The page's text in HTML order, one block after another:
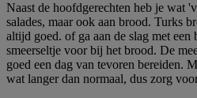
Naast de hoofdgerechten heb je wat
salades, maar ook aan brood. Turks
altijd goed. of ga aan de slag met een
smeerseltje voor bij het brood. De
goed een dag van tevoren bereiden.
wat langer dan normaal, dus zorg